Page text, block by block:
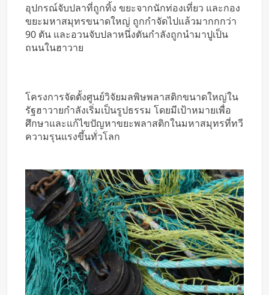
อุปกรณ์จับปลาที่ถูกทิ้ง ขยะจากนักท่องเที่ยว และกอง
ขยะมหาสมุทรขนาดใหญ่ ถูกกำจัดไปแล้วมากกกว่า
90 ตัน และอวนจับปลาหนึ่งตันกำลังถูกนำมาปูเป็น
ถนนในฮาวาย
โครงการจัดตั้งศูนย์วิจัยมลพิษพลาสติกขนาดใหญ่ใน
รัฐฮาวายกำลังเริ่มเป็นรูปธรรม โดยมีเป้าหมายเพื่อ
ศึกษาและแก้ไขปัญหาขยะพลาสติกในมหาสมุทรที่ทวี
ความรุนแรงขึ้นทั่วโลก